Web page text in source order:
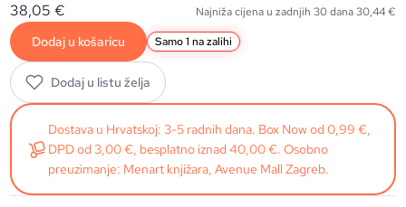
38,05€ Najniža cijena u zadnjih 30 dana30,44€
Dodaj u košaricu Samo 1 na zalihi
Dodaj u listu želja
Dostava u Hrvatskoj: 3-5 radnih dana. Box Now od 0,99 €,
DPD od 3,00 €, besplatno iznad 40,00 €. Osobno
preuzimanje: Menart knjižara, Avenue Mall Zagreb.